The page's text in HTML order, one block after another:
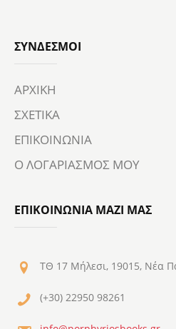
ΣΎΝΔΕΣΜΟΙ
ΑΡΧΙΚΗ
ΣΧΕΤΙΚΑ
ΕΠΙΚΟΙΝΩΝΙΑ
Ο ΛΟΓΑΡΙΑΣΜΟΣ ΜΟΥ
ΕΠΙΚΟΙΝΩΝΙΑ ΜΑΖΙ ΜΑΣ
ΤΘ 17 Μήλεσι, 19015, Νέα
(+30) 22950 98261